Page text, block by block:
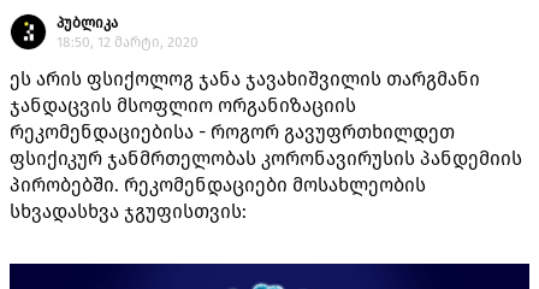
პუბლიკა
18:50, 12 მარტი, 2020
ეს არის ფსიქოლოგ ჯანა ჯავახიშვილის თარგმანი
ჯანდაცვის მსოფლიო ორგანიზაციის
რეკომენდაციებისა - როგორ გავუფრთხილდეთ
ფსიქიკურ ჯანმრთელობას კორონავირუსის პანდემიის
პირობებში. რეკომენდაციები მოსახლეობის
სხვადასხვა ჯგუფისთვის: